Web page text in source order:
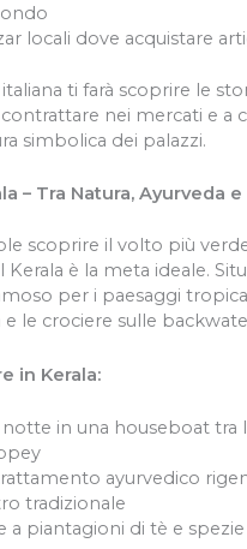
locali dove acquistare
ti farà scoprire le
contrattare nei mercati e a
simbolica dei palazzi.
– Tra Natura, Ayurveda
scoprire il volto più
Kerala è la meta ideale.
per i paesaggi
e le crociere sulle
in Kerala:
notte in una houseboat tra
ayurvedico
tradizionale
a piantagioni di tè e